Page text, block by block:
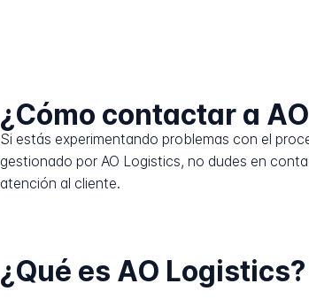
¿Cómo contactar a
Si estás experimentando problemas con el
gestionado por AO Logistics, no dudes en
atención al cliente.
¿Qué es AO Logistics?